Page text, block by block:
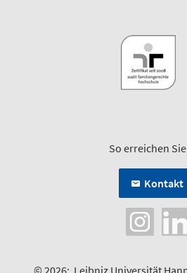
So erreichen
Kontakt